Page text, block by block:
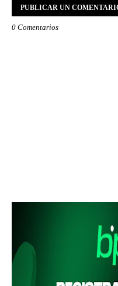
PUBLICAR UN
0 Comentarios